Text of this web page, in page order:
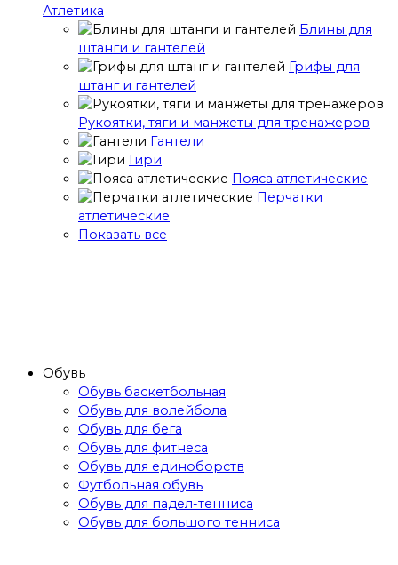
Атлетика
Блины для
штанги и гантелей
Грифы для
штанг и гантелей
Рукоятки, тяги и манжеты для тренажеров
Гантели
Гири
Пояса атлетические
Перчатки
атлетические
Показать все
Обувь
Обувь баскетбольная
Обувь для волейбола
Обувь для бега
Обувь для фитнеса
Обувь для единоборств
Футбольная обувь
Обувь для падел-тенниса
Обувь для большого тенниса